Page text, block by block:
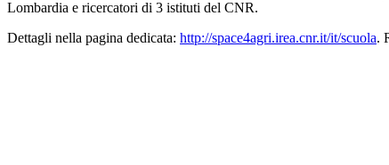
Lombardia e ricercatori di 3 istituti del CNR.
Dettagli nella pagina dedicata: http://space4agri.irea.cnr.it/it/scuola.